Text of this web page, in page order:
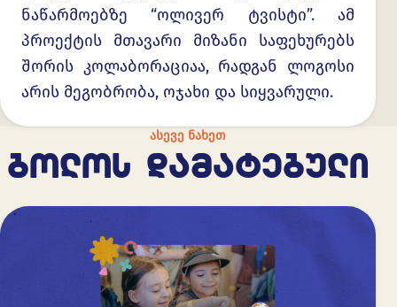
ნაწარმოებზე “ოლივერ ტვისტი”. ამ
პროექტის მთავარი მიზანი საფეხურებს
შორის კოლაბორაციაა, რადგან ლოგოსი
არის მეგობრობა, ოჯახი და სიყვარული.
ᲐᲡᲔᲕᲔ ᲜᲐᲮᲔᲗ
ᲑᲝᲚᲝᲡ ᲓᲐᲛᲐᲢᲔᲑᲣᲚᲘ